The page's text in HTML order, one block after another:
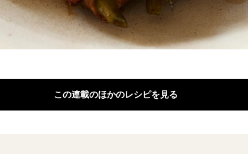
この連載のほかのレシピを見る